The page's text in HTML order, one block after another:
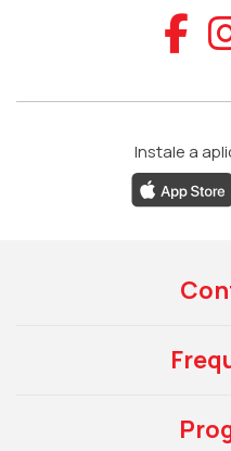
Instale a